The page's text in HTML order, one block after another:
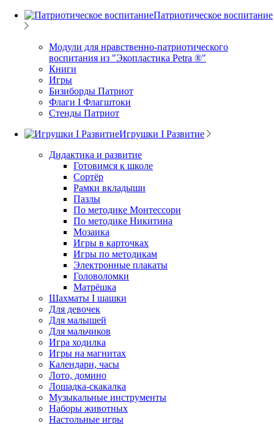
Патриотическое воспитание
Модули для нравственно-патриотического
воспитания из "Экопластика Petra ®"
Книги
Игры
Бизиборды Патриот
Флаги I Флагштоки
Стенды Патриот
Игрушки I Развитие
Дидактика и развитие
Готовимся к школе
Сортёр
Рамки вкладыши
Пазлы
По методике Монтессори
По методике Никитина
Мозаика
Игры в карточках
Игры по методикам
Электронные плакаты
Головоломки
Матрёшка
Шахматы I шашки
Для девочек
Для малышей
Для мальчиков
Игра ходилка
Игры на магнитах
Календари, часы
Лото, домино
Лошадка-скакалка
Музыкальные инструменты
Наборы животных
Настольные игры